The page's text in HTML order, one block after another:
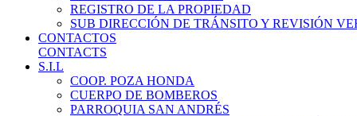
REGISTRO DE LA PROPIEDAD
SUB DIRECCIÓN DE TRÁNSITO Y REVISIÓN
CONTACTOS
CONTACTS
S.I.L
COOP. POZA HONDA
CUERPO DE BOMBEROS
PARROQUIA SAN ANDRÉS